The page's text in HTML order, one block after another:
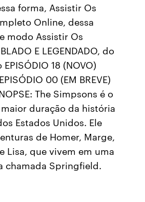
forma, Assistir Os
Online, dessa
modo Assistir Os
E LEGENDADO, do
18 (NOVO)
00 (EM BREVE)
The Simpsons é o
duração da história
Estados Unidos. Ele
de Homer, Marge,
Lisa, que vivem em uma
chamada Springfield.